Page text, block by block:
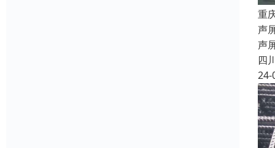
重
声
声
四
24-